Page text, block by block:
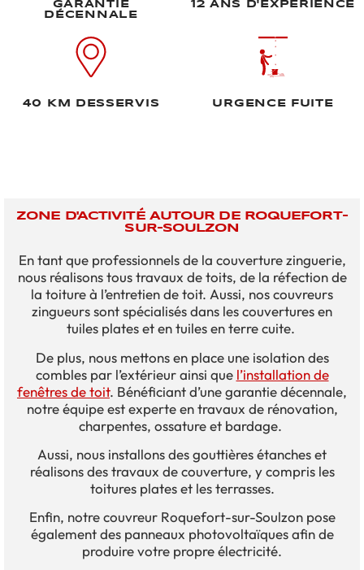
GARANTIE
DÉCENNALE
12 ANS D'EXPÉRIENCE
40 KM DESSERVIS URGENCE FUITE
ZONE D'ACTIVITÉ AUTOUR DE ROQUEFORT-
SUR-SOULZON
En tant que professionnels de la couverture zinguerie,
nous réalisons tous travaux de toits, de la réfection de
la toiture à l’entretien de toit. Aussi, nos couvreurs
zingueurs sont spécialisés dans les couvertures en
tuiles plates et en tuiles en terre cuite.
De plus, nous mettons en place une isolation des
combles par l’extérieur ainsi que l’installation de
fenêtres de toit. Bénéficiant d’une garantie décennale,
notre équipe est experte en travaux de rénovation,
charpentes, ossature et bardage.
Aussi, nous installons des gouttières étanches et
réalisons des travaux de couverture, y compris les
toitures plates et les terrasses.
Enfin, notre couvreur Roquefort-sur-Soulzon pose
également des panneaux photovoltaïques afin de
produire votre propre électricité.